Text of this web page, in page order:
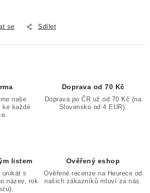
se Sdílet
naše
ke každé
Doprava od 70 Kč
Doprava po ČR už od 70 Kč (na
Slovensko od 4 EUR).
listem
unikát s
název, rok
Ověřený eshop
Ověřené recenze na Heurece od
našich zákazníků mluví za nás.